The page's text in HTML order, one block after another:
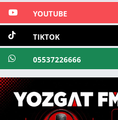
YOUTUBE
TIKTOK
05537226666